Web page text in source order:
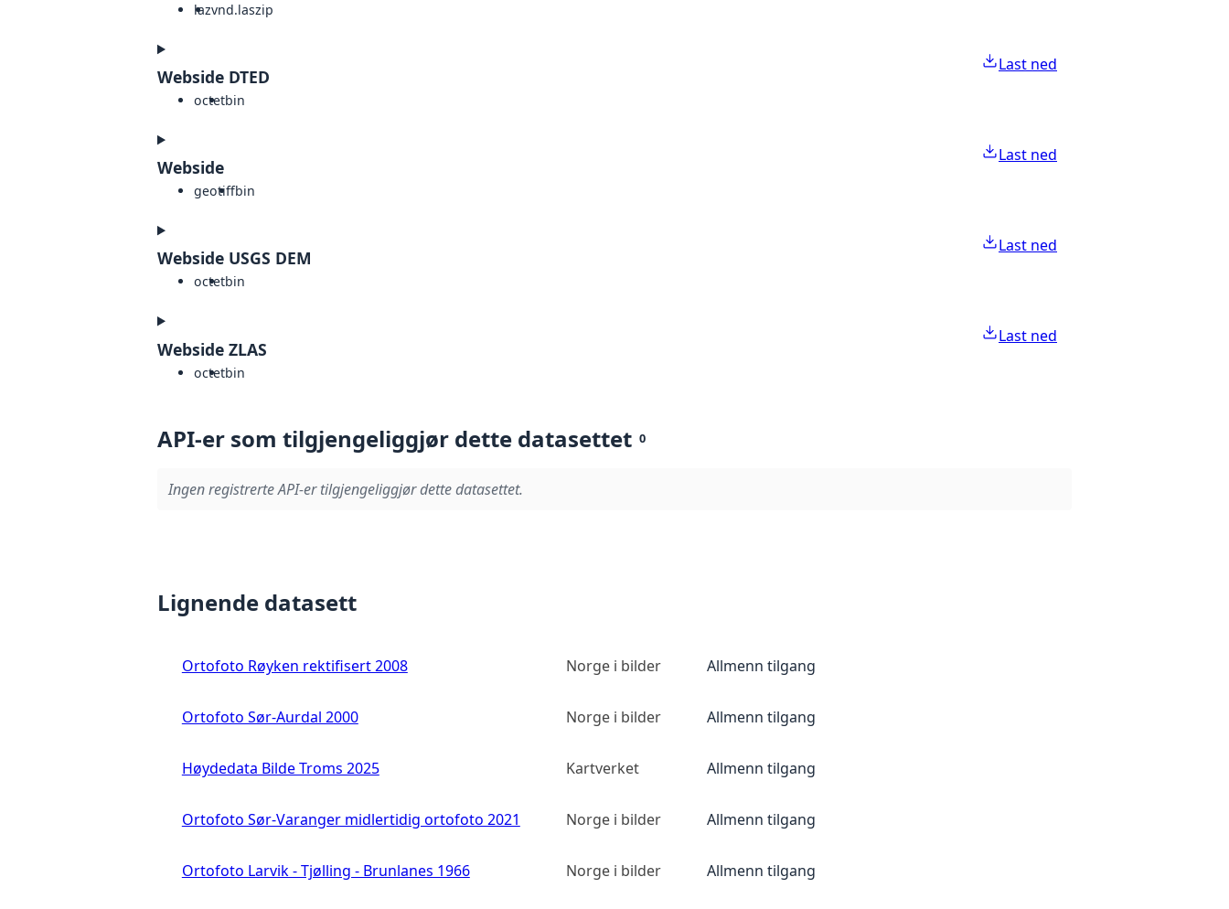
lazvnd.laszip
Webside DTED
octetbin
Last ned
Webside
geotiffbin
Last ned
Webside USGS DEM
octetbin
Last ned
Webside ZLAS
octetbin
Last ned
API-er som tilgjengeliggjør dette datasettet 0
Ingen registrerte API-er tilgjengeliggjør dette datasettet.
Lignende datasett
Ortofoto Røyken rektifisert 2008 Norge i bilder Allmenn tilgang
Ortofoto Sør-Aurdal 2000 Norge i bilder Allmenn tilgang
Høydedata Bilde Troms 2025 Kartverket Allmenn tilgang
Ortofoto Sør-Varanger midlertidig ortofoto 2021 Norge i bilder Allmenn tilgang
Ortofoto Larvik - Tjølling - Brunlanes 1966 Norge i bilder Allmenn tilgang